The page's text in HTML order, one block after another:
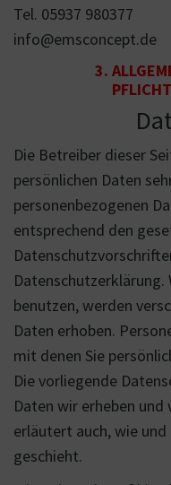
Tel. 05937 980377
info@emsconcept.de
3.
Die Betreiber dieser
persönlichen Daten
personenbezogenen
entsprechend den
Datenschutzerklärung.
benutzen, werden
Daten erhoben.
mit denen Sie
Die vorliegende
Daten wir erheben
erläutert auch, wie
geschieht.